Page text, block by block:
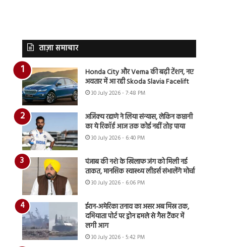
ताज़ा समाचार
Honda City और Verna की बढ़ी टेंशन, नए
अवतार में आ रही Skoda Slavia Facelift
30 July 2026 - 7:48 PM
अजिंक्य रहाणे ने लिया संन्यास, लेकिन कप्तानी
का ये रिकॉर्ड आज तक कोई नहीं तोड़ पाया
30 July 2026 - 6:40 PM
पंजाब की नशे के खिलाफ जंग को मिली नई
ताकत, मानसिक स्वास्थ्य लीडर्स संभालेंगे मोर्चा
30 July 2026 - 6:06 PM
ईरान-अमेरिका तनाव का असर अब मिस्र तक,
दमियाता पोर्ट पर ड्रोन हमले से गैस टैंकर में
लगी आग
30 July 2026 - 5:42 PM